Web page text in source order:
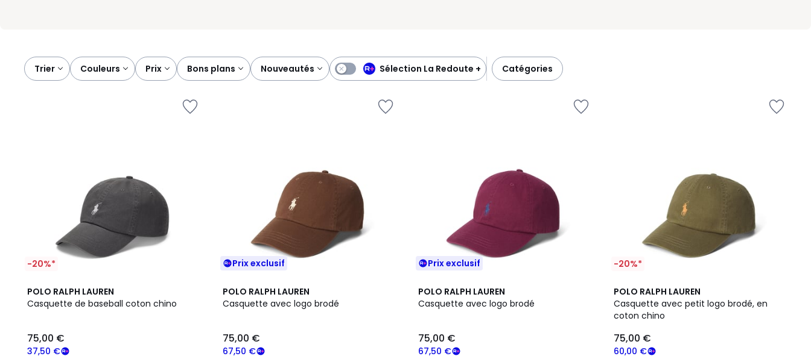
Trier couleurs prix bons plans nouveautés Sélection La Redoute + catégories
-20%*
POLO RALPH LAUREN
Casquette de baseball coton chino
€
souscrivez
37,50 €
75,00 €
4,7
/ 5
10
Couleurs
Prix exclusif
POLO RALPH LAUREN
Casquette avec logo brodé
67,50 €
75,00 €
Prix exclusif
POLO RALPH LAUREN
Casquette avec logo brodé
67,50 €
75,00 €
-20%*
POLO RALPH LAUREN
Casquette avec petit logo brodé, en
coton chino
60,00 €
75,00 €
5
/
5